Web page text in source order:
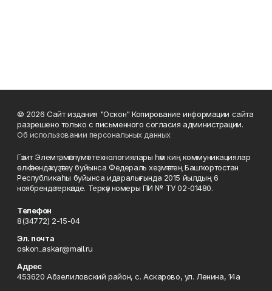
© 2026 Сайт издания "Оскон" Копирование информации сайта
разрешено только с письменного согласия администрации.
Об использовании персональных данных
Гәзит Элемтә, мәғлүмәт технологиялары һәм киң коммуникациялар
өлкәһендә күҙәтеү буйынса Федераль хеҙмәттең Башҡортостан
Республикаһы буйынса идаралығында 2015 йылдың 6
ноябрендә теркәлде. Теркәү номеры ПИ № ТУ 02-01480.
Телефон
8(34772) 2-15-04
Эл. почта
oskon_askar@mail.ru
Адрес
453620 Абзелиловский район, с. Аскарово, ул. Ленина, 14а